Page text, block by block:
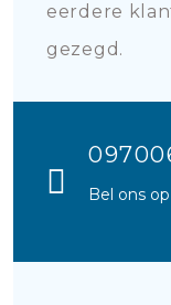
eerdere
gezegd.
Bel ons